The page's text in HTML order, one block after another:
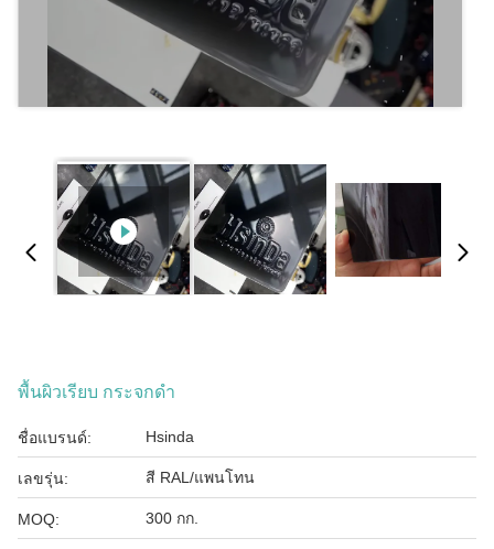
พื้นผิวเรียบ กระจกดํา
ชื่อแบรนด์: Hsinda
เลขรุ่น: สี RAL/แพนโทน
MOQ: 300 กก.